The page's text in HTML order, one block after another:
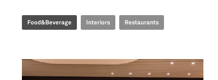
Food&Beverage Interiors Restaurants